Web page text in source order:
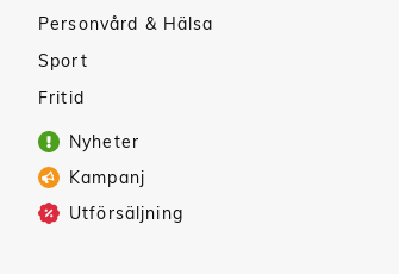
Personvård & Hälsa
Sport
Fritid
Nyheter
Kampanj
Utförsäljning